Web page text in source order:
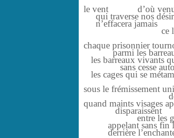
le vent d’où
qui traverse nos
n’effacera jamais
ce long
chaque prisonnier
parmi les barreaux
les barreaux vivants
sans cesse
les cages qui se
en
sous le frémissement
des
quand maints visages
disparaissent
entre les
appelant sans fin
derrière